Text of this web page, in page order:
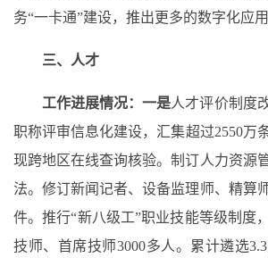
务“一卡通”建设，推出更多的数字化应
三、人才
工作进展情况：一是人才评价制度
职称评审信息化建设，汇集超过2550万
现跨地区在线查询核验。制订人力资源
法。修订新闻记者、设备监理师、精算
件。推行“新八级工”职业技能等级制度
技师、首席技师3000多人。累计遴选